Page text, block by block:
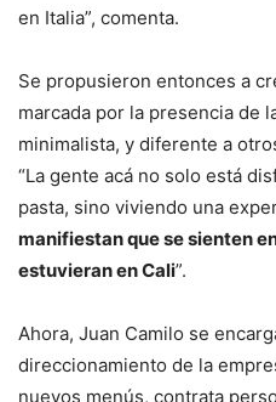
en Italia”, comenta.
Se propusieron entonces a
marcada por la presencia de
minimalista, y diferente a
“La gente acá no solo está
pasta, sino viviendo una
manifiestan que se sienten
estuvieran en Cali”.
Ahora, Juan Camilo se
direccionamiento de la
nuevos menús, contrata